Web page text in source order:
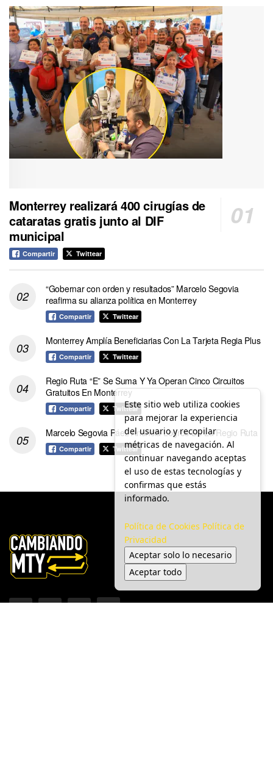
Monterrey realizará 400 cirugías de
cataratas gratis junto al DIF
municipal
Compartir Twittear
“Gobernar con orden y resultados” Marcelo Segovia
reafirma su alianza política en Monterrey
Compartir Twittear
Monterrey Amplía Beneficiarias Con La Tarjeta Regia Plus
Compartir Twittear
Regio Ruta “E” Se Suma Y Ya Operan Cinco Circuitos
Gratuitos En Monterrey
Compartir Twittear
Marcelo Segovia Páez Anuncia Logros De La Regio Ruta
Compartir Twittear
Este sitio web utiliza cookies
para mejorar la experiencia
del usuario y recopilar
métricas de navegación. Al
continuar navegando aceptas
el uso de estas tecnologías y
confirmas que estás
informado.
Política de Cookies Política de
Privacidad
Aceptar solo lo necesario
Aceptar todo